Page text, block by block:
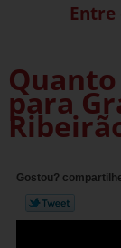
para
Gostou?